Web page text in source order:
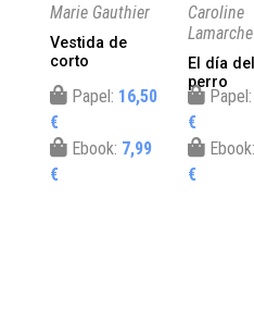
Marie Gauthier
Vestida de
corto
Papel: 16,50
€
Ebook: 7,99
€
Caroline
Lamarche
El día del
perro
Papel:
€
Ebook:
€